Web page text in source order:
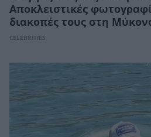
Αποκλειστικές
διακοπές τους στη
CELEBRITIES